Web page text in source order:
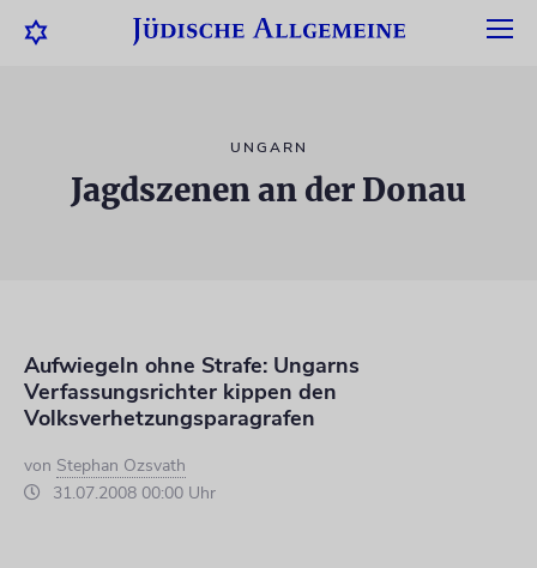
UNGARN
Jagdszenen an der Donau
Aufwiegeln ohne Strafe: Ungarns
Verfassungsrichter kippen den
Volksverhetzungsparagrafen
von Stephan Ozsvath
31.07.2008 00:00 Uhr